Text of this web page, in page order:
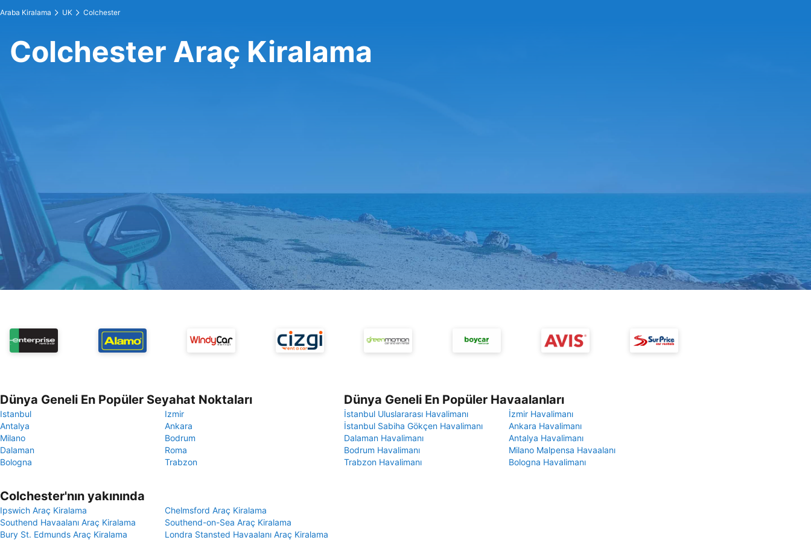
Araba Kiralama UK Colchester
Colchester Araç Kiralama
Dünya Geneli En Popüler Seyahat Noktaları
Istanbul
Izmir
Antalya
Ankara
Milano
Bodrum
Dalaman
Roma
Bologna
Trabzon
Dünya Geneli En Popüler Havaalanları
İstanbul Uluslararası Havalimanı
İzmir Havalimanı
İstanbul Sabiha Gökçen Havalimanı
Ankara Havalimanı
Dalaman Havalimanı
Antalya Havalimanı
Bodrum Havalimanı
Milano Malpensa Havaalanı
Trabzon Havalimanı
Bologna Havalimanı
Colchester'nın yakınında
Ipswich Araç Kiralama
Chelmsford Araç Kiralama
Southend Havaalanı Araç Kiralama
Southend-on-Sea Araç Kiralama
Bury St. Edmunds Araç Kiralama
Londra Stansted Havaalanı Araç Kiralama